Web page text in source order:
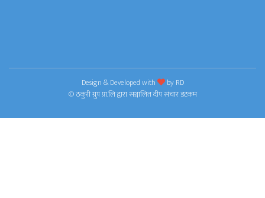
Design & Developed with byRD
© ठकुरी ग्रुप प्रा.लि द्वारा सञ्चालित दीप संचार डटकम